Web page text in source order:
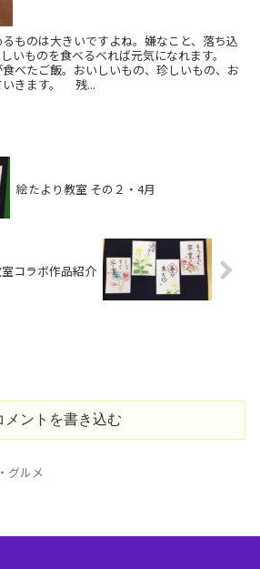
るものは大きいですよね。嫌なこと、落ち込
いものを食べるべれば元気になれます。
べたご飯。おいしいもの、珍しいもの、お
いきます。 残...
絵たより教室 その２・4月
コラボ作品紹介
メントを書き込む
グルメ